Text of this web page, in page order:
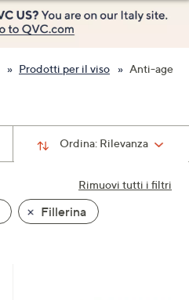
Prodotti per il viso Anti-age
Ordina: Rilevanza
Rimuovi tutti i filtri
Fillerina